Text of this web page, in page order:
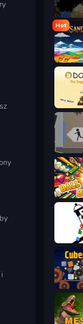
Element
Hot
Doge
Portal 2D
Ball
Line
Cubes